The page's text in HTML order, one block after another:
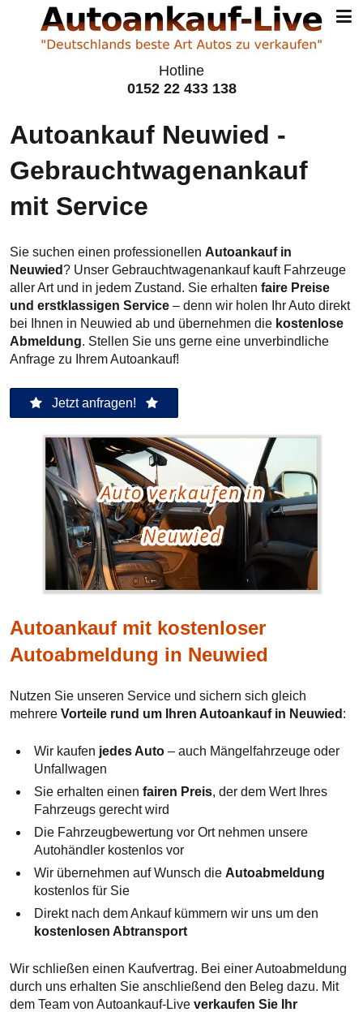
Hotline
0152 22 433 138
Autoankauf Neuwied -
Gebraucht­wagen­ankauf
mit Service
Sie suchen einen professionellen Autoankauf in
Neuwied? Unser Gebrauchtwagenankauf kauft Fahrzeuge
aller Art und in jedem Zustand. Sie erhalten faire Preise
und erstklassigen Service – denn wir holen Ihr Auto direkt
bei Ihnen in Neuwied ab und übernehmen die kostenlose
Abmeldung. Stellen Sie uns gerne eine unverbindliche
Anfrage zu Ihrem Autoankauf!
Jetzt anfragen!
Autoankauf mit kostenloser
Autoabmeldung in Neuwied
Nutzen Sie unseren Service und sichern sich gleich
mehrere Vorteile rund um Ihren Autoankauf in Neuwied :
Wir kaufen jedes Auto – auch Mängelfahrzeuge oder
Unfallwagen
Sie erhalten einen fairen Preis, der dem Wert Ihres
Fahrzeugs gerecht wird
Die Fahrzeugbewertung vor Ort nehmen unsere
Autohändler kostenlos vor
Wir übernehmen auf Wunsch die Autoabmeldung
kostenlos für Sie
Direkt nach dem Ankauf kümmern wir uns um den
kostenlosen Abtransport
Wir schließen einen Kaufvertrag. Bei einer Autoabmeldung
durch uns erhalten Sie anschließend den Beleg dazu. Mit
dem Team von Autoankauf-Live verkaufen Sie Ihr